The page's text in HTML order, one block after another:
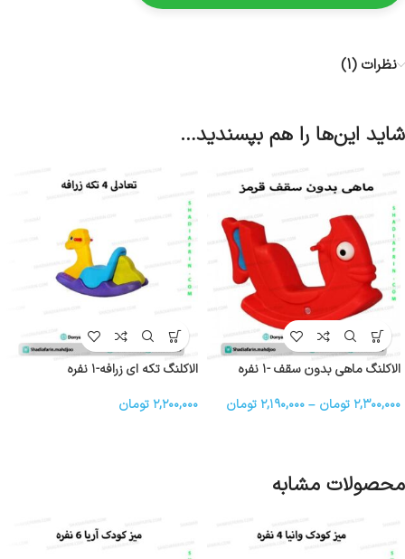
نظرات (1)
شاید این‌ها را هم بپسندید…
الاکلنگ ماهی بدون سقف -۱ نفره
۲,۳۰۰,۰۰۰ تومان –۲,۱۹۰,۰۰۰ تومان
الاکلنگ تکه ای زرافه-۱ نفره
۲,۲۰۰,۰۰۰ تومان
محصولات مشابه